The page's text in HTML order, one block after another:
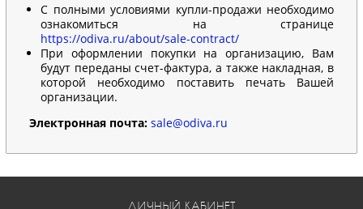
С полными условиями купли-продажи необходимо
ознакомиться на странице
https://odiva.ru/about/sale-contract/
При оформлении покупки на организацию, Вам
будут переданы счет-фактура, а также накладная, в
которой необходимо поставить печать Вашей
организации.
Электронная почта: sale@odiva.ru
ЛИЧНЫЙ КАБИНЕТ